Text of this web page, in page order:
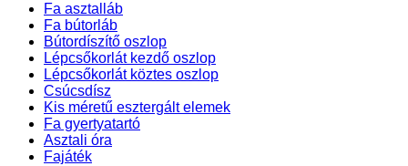
Fa asztalláb
Fa bútorláb
Bútordíszítő oszlop
Lépcsőkorlát kezdő oszlop
Lépcsőkorlát köztes oszlop
Csúcsdísz
Kis méretű esztergált elemek
Fa gyertyatartó
Asztali óra
Fajáték